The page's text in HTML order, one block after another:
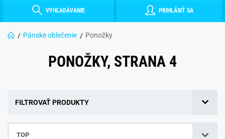
VYHĽADÁVANIE PRIHLÁSIŤ SA
Pánske oblečenie Ponožky
PONOŽKY, STRANA 4
FILTROVAŤ PRODUKTY
TOP